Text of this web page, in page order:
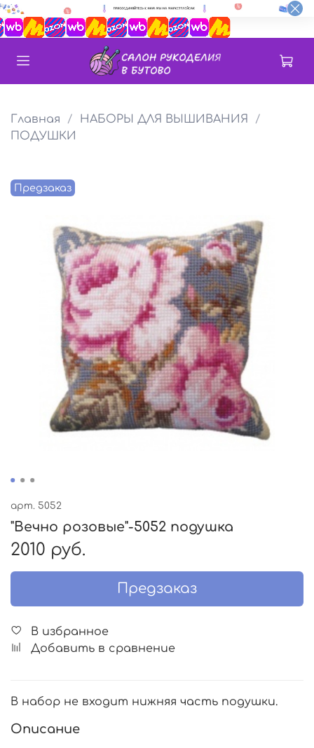
Главная
НАБОРЫ ДЛЯ ВЫШИВАНИЯ
ПОДУШКИ
Предзаказ
арт. 5052
"Вечно розовые"-5052 подушка
2010 руб.
Предзаказ
В избранное
Добавить в сравнение
В набор не входит нижняя часть подушки.
Описание